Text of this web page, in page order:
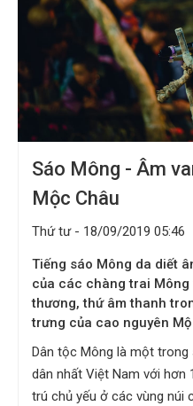
Sáo Mông - Âm
Mộc Châu
Thứ tư - 18/09/2019 05:46
Tiếng sáo Mông da diết
của các chàng trai
thương, thứ âm thanh
trưng của cao nguyên
Dân tộc Mông là một
dân nhất Việt Nam với hơn
trú chủ yếu ở các vùng núi